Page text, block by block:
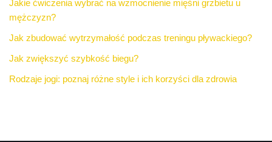
Jakie ćwiczenia wybrać na wzmocnienie mięśni grzbietu u
mężczyzn?
Jak zbudować wytrzymałość podczas treningu pływackiego?
Jak zwiększyć szybkość biegu?
Rodzaje jogi: poznaj różne style i ich korzyści dla zdrowia